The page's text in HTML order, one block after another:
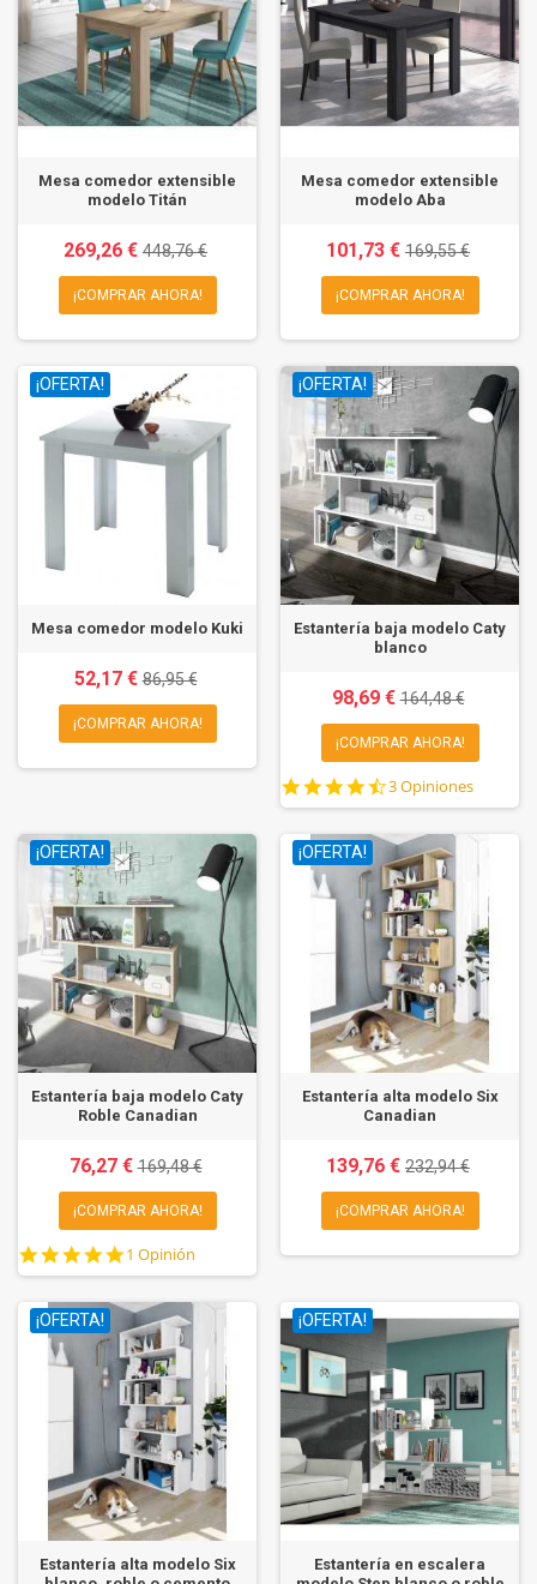
Mesa comedor extensible
modelo Titán
269,26 € 448,76 €
¡COMPRAR AHORA!
Mesa comedor extensible
modelo Aba
101,73 € 169,55 €
¡COMPRAR AHORA!
¡OFERTA!
Mesa comedor modelo Kuki
52,17 €86,95 €
¡COMPRAR AHORA!
¡OFERTA!
Estantería baja modelo Caty
blanco
98,69 €164,48 €
¡COMPRAR AHORA!
4.7
star
3 Opiniones
¡OFERTA!
Estantería baja modelo Caty
Roble Canadian
76,27 €169,48 €
¡COMPRAR AHORA!
5.0
star
1 Opinión
¡OFERTA!
Estantería alta modelo Six
Canadian
139,76 € 232,94 €
¡COMPRAR AHORA!
¡OFERTA!
Estantería alta modelo Six
¡OFERTA!
Estantería en escalera